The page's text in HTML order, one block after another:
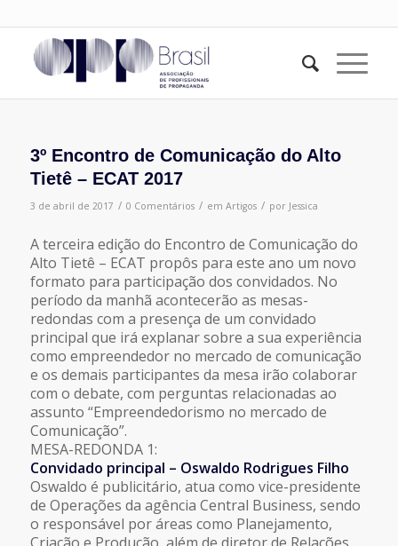
3º Encontro de Comunicação do Alto
Tietê – ECAT 2017
3 de abril de 2017 / 0 Comentários / em Artigos / por Jessica
A terceira edição do Encontro de Comunicação do
Alto Tietê – ECAT propôs para este ano um novo
formato para participação dos convidados. No
período da manhã acontecerão as mesas-
redondas com a presença de um convidado
principal que irá explanar sobre a sua experiência
como empreendedor no mercado de comunicação
e os demais participantes da mesa irão colaborar
com o debate, com perguntas relacionadas ao
assunto “Empreendedorismo no mercado de
Comunicação”.
MESA-REDONDA 1:
Convidado principal – Oswaldo Rodrigues Filho
Oswaldo é publicitário, atua como vice-presidente
de Operações da agência Central Business, sendo
o responsável por áreas como Planejamento,
Criação e Produção, além de diretor de Relações